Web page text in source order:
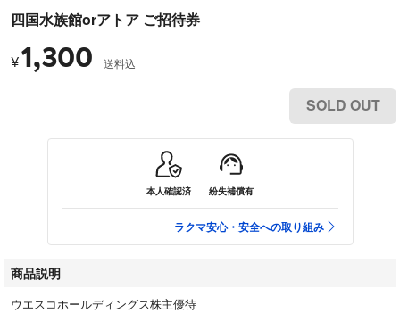
四国水族館orアトア ご招待券
¥1,300 送料込
SOLD OUT
本人確認済 紛失補償有
ラクマ安心・安全への取り組み
商品説明
ウエスコホールディングス株主優待